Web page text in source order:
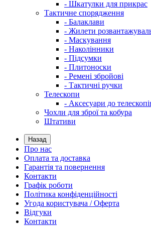
- Шкатулки для прикрас
Тактичне спорядження
- Балаклави
- Жилети
- Маскування
- Наколінники
- Підсумки
- Плитоноски
- Ремені збройові
- Тактичні ручки
Телескопи
- Аксесуари до
Чохли для зброї та кобура
Штативи
Назад
Про нас
Оплата та доставка
Гарантія та повернення
Контакти
Графік роботи
Політика конфіденційності
Угода користувача / Оферта
Відгуки
Контакти